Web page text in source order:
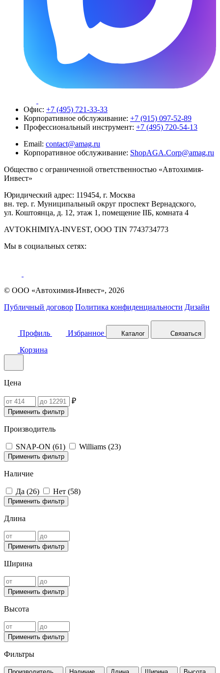
Офис: +7 (495) 721-33-33
Корпоративное обслуживание: +7 (915) 097-52-89
Профессиональный инструмент: +7 (495) 720-54-13
Email: contact@amag.ru
Корпоративное обслуживание: ShopAGA.Corp@amag.ru
Общество с ограниченной ответственностью «Автохимия-
Инвест»
Юридический адрес: 119454, г. Москва
вн. тер. г. Муниципальный округ проспект Вернадского,
ул. Коштоянца, д. 12, этаж 1, помещение IIБ, комната 4
AVTOKHIMIYA-INVEST, OOO TIN 7743734773
Мы в социальных сетях:
© ООО «Автохимия-Инвест», 2026
Публичный договор Политика конфиденциальности Дизайн
Профиль Избранное Каталог Связаться
Корзина
Цена
₽
Применить фильтр
Производитель
SNAP-ON (61) Williams (23)
Применить фильтр
Наличие
Да (26) Нет (58)
Применить фильтр
Длина
Применить фильтр
Ширина
Применить фильтр
Высота
Применить фильтр
Фильтры